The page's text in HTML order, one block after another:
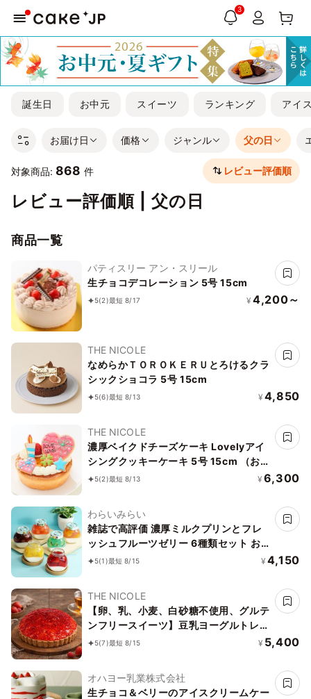
3
誕生日 お中元 スイーツ ランキング アイ
お届け日 価格 ジャンル 父の日
対象商品: 868 件 レビュー評価順
レビュー評価順 | 父の日
商品一覧
パティスリー アン・スリール
生チョコデコレーション 5号 15cm
5(2)最短 8/17 ¥ 4,200～
THE NICOLE
なめらかＴＯＲＯＫＥＲＵとろけるクラ
シックショコラ 5号 15cm
5(6)最短 8/13 ¥ 4,850
THE NICOLE
濃厚ベイクドチーズケーキ Lovelyアイ
シングクッキーケーキ 5号 15cm （お得
なアイシングセットです） ＊アイシン
5(2)最短 8/13 ¥ 6,300
わらいみらい
雑誌で高評価 濃厚ミルクプリンとフレ
ッシュフルーツゼリー 6種類セット お
中元 2026
5(1)最短 8/15 ¥ 4,150
THE NICOLE
【卵、乳、小麦、白砂糖不使用、グルテ
ンフリースイーツ】豆乳ヨーグルトレア
チーズケーキ 5号 15cm ～豆乳ヨーグル
キ》《無添加》《アレルギー配慮》
5(7)最短 8/15 ¥ 5,400
オハヨー乳業株式会社
生チョコ＆ベリーのアイスクリームケー